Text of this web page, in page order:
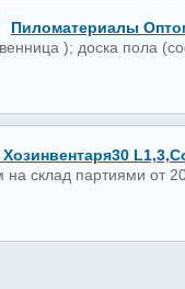
Пиломатериалы
); доска пола
на склад партиями от